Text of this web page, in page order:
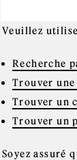
Veuillez
Recherche
Trouver une
Trouver un
Trouver un
Soyez assuré